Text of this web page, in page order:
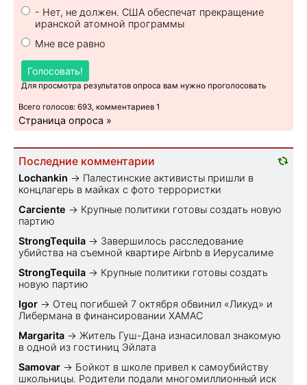
- Нет, не должен. США обеспечат прекращение
иранской атомной программы
Мне все равно
Голосовать!
Для просмотра результатов опроса вам нужно проголосовать
Всего голосов: 693, комментариев 1
Страница опроса »
Последние комментарии
Lochankin → Палестинские активисты пришли в
концлагерь в майках с фото террористки
Carciente → Крупные политики готовы создать новую
партию
StrongTequila → Завершилось расследование
убийства на съемной квартире Airbnb в Иерусалиме
StrongTequila → Крупные политики готовы создать
новую партию
Igor → Отец погибшей 7 октября обвинил «Ликуд» и
Либермана в финансировании ХАМАС
Margarita → Житель Гуш-Дана изнасиловал знакомую
в одной из гостиниц Эйлата
Samovar → Бойкот в школе привел к самоубийству
школьницы. Родители подали многомиллионный иск